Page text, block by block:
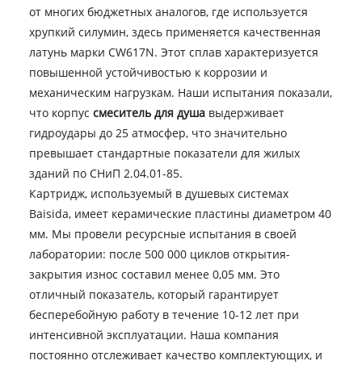
от многих бюджетных аналогов, где используется
хрупкий силумин, здесь применяется качественная
латунь марки CW617N. Этот сплав характеризуется
повышенной устойчивостью к коррозии и
механическим нагрузкам. Наши испытания показали,
что корпус смеситель для душавыдерживает
гидроудары до 25 атмосфер, что значительно
превышает стандартные показатели для жилых
зданий по СНиП 2.04.01-85.
Картридж, используемый в душевых системах
Baisida, имеет керамические пластины диаметром 40
мм. Мы провели ресурсные испытания в своей
лаборатории: после 500 000 циклов открытия-
закрытия износ составил менее 0,05 мм. Это
отличный показатель, который гарантирует
бесперебойную работу в течение 10-12 лет при
интенсивной эксплуатации. Наша компания
постоянно отслеживает качество комплектующих, и